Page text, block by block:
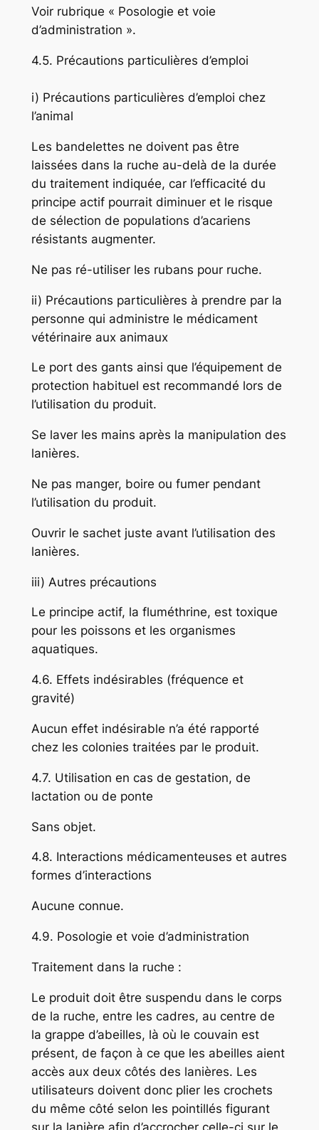
Voir rubrique « Posologie et voie
d’administration ».
4.5. Précautions particulières d’emploi
i) Précautions particulières d’emploi chez
l’animal
Les bandelettes ne doivent pas être
laissées dans la ruche au-delà de la durée
du traitement indiquée, car l’efficacité du
principe actif pourrait diminuer et le risque
de sélection de populations d’acariens
résistants augmenter.
Ne pas ré-utiliser les rubans pour ruche.
ii) Précautions particulières à prendre par la
personne qui administre le médicament
vétérinaire aux animaux
Le port des gants ainsi que l’équipement de
protection habituel est recommandé lors de
l’utilisation du produit.
Se laver les mains après la manipulation des
lanières.
Ne pas manger, boire ou fumer pendant
l’utilisation du produit.
Ouvrir le sachet juste avant l’utilisation des
lanières.
iii) Autres précautions
Le principe actif, la fluméthrine, est toxique
pour les poissons et les organismes
aquatiques.
4.6. Effets indésirables (fréquence et
gravité)
Aucun effet indésirable n’a été rapporté
chez les colonies traitées par le produit.
4.7. Utilisation en cas de gestation, de
lactation ou de ponte
Sans objet.
4.8. Interactions médicamenteuses et autres
formes d’interactions
Aucune connue.
4.9. Posologie et voie d’administration
Traitement dans la ruche :
Le produit doit être suspendu dans le corps
de la ruche, entre les cadres, au centre de
la grappe d’abeilles, là où le couvain est
présent, de façon à ce que les abeilles aient
accès aux deux côtés des lanières. Les
utilisateurs doivent donc plier les crochets
du même côté selon les pointillés figurant
sur la lanière afin d’accrocher celle-ci sur le